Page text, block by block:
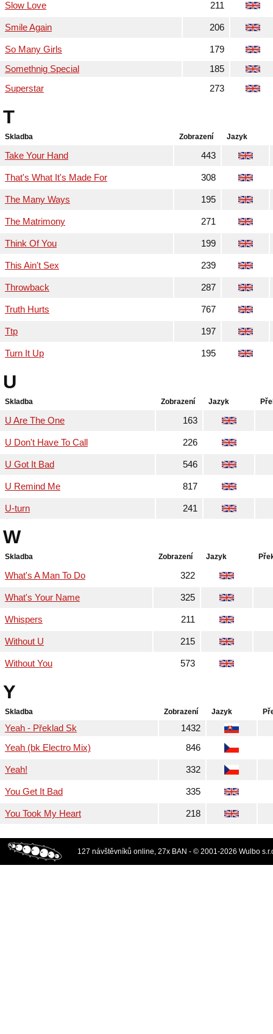
Slow Love 211
Smile Again 206
So Many Girls
179
Somethnig Special
185
Superstar
273
T
Skladba Zobrazení Jazyk
Take Your Hand 443
That's What It's Made For 308
The Many Ways 195
The Matrimony 271
Think Of You 199
This Ain't Sex 239
Throwback 287
Truth Hurts 767
Ttp 197
Turn It Up 195
U
Skladba Zobrazení Jazyk
U Are The One 163
U Don't Have To Call 226
U Got It Bad 546
U Remind Me 817
U-turn 241
W
Skladba Zobrazení Jazyk
What's A Man To Do 322
What's Your Name 325
Whispers 211
Without U 215
Without You 573
Y
Skladba Zobrazení Jazyk
Yeah - Překlad Sk
1432
Yeah (bk Electro Mix)
846
Yeah! 332
You Get It Bad 335
You Took My Heart 218
127 návštěvníků online, 27x BAN - © 2001-2026 Wulbo